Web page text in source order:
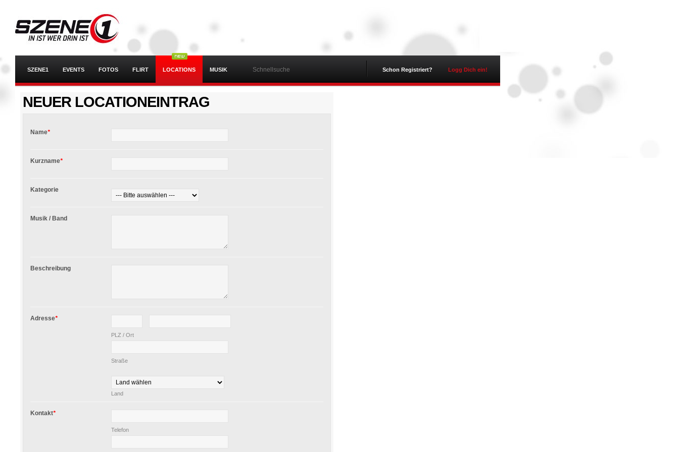
SZENE1 EVENTS FOTOS FLIRT LOCATIONS MUSIK Schon Registriert? Logg Dich ein!
NEUER LOCATIONEINTRAG
Name*
Kurzname*
Kategorie
Musik / Band
Beschreibung
Adresse*
PLZ / Ort
Straße
Land
Kontakt*
Telefon